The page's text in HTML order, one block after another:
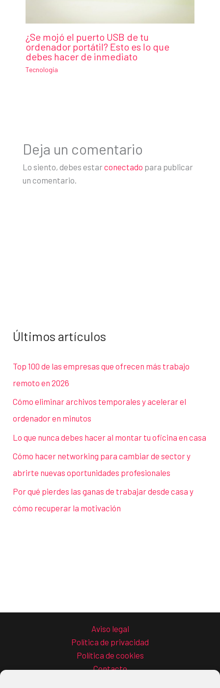
¿Se mojó el puerto USB de tu
ordenador portátil? Esto es lo que
debes hacer de inmediato
Tecnología
Deja un comentario
Lo siento, debes estarconectado para publicar
un comentario.
Últimos artículos
Top 100 de las empresas que ofrecen más trabajo
remoto en 2026
Cómo eliminar archivos temporales y acelerar el
ordenador en minutos
Lo que nunca debes hacer al montar tu oficina en casa
Cómo hacer networking para cambiar de sector y
abrirte nuevas oportunidades profesionales
Por qué pierdes las ganas de trabajar desde casa y
cómo recuperar la motivación
Aviso legal
Política de privacidad
Política de cookies
Contacto